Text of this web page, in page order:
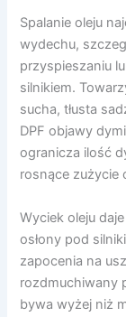
Spalanie oleju
wydechu,
przyspieszaniu
silnikiem.
sucha, tłusta
DPF objawy
ogranicza ilość
rosnące zużycie
Wyciek oleju
osłony pod
zapocenia na
rozdmuchiwany
bywa wyżej niż